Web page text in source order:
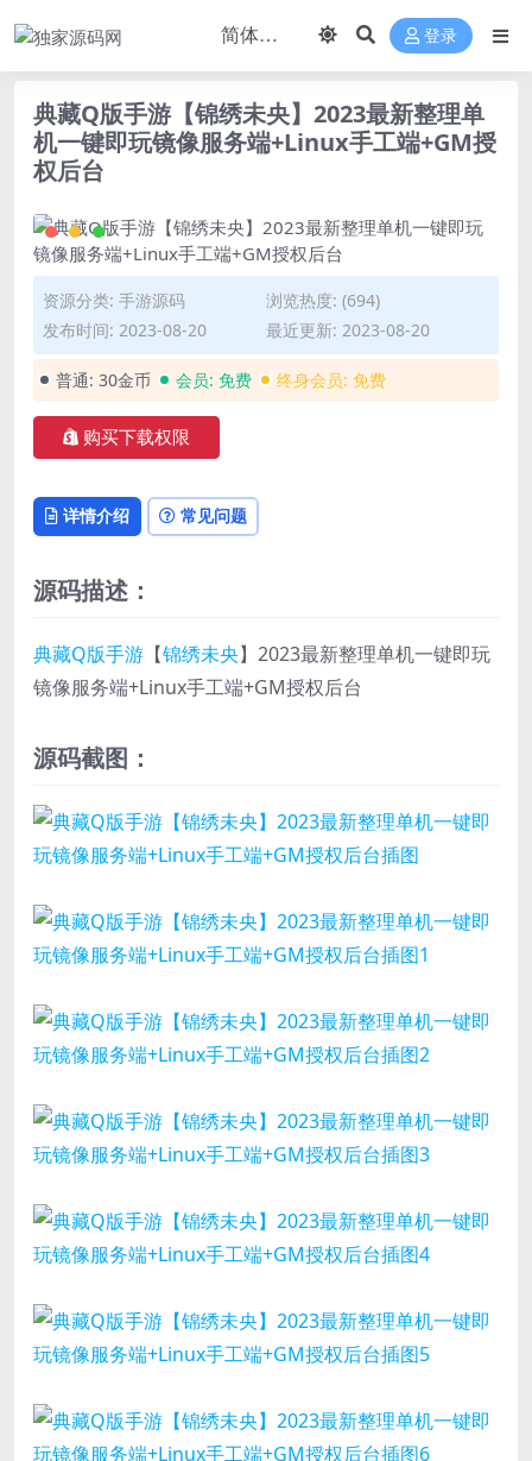
登录
典藏Q版手游【锦绣未央】2023最新整理单
机一键即玩镜像服务端+Linux手工端+GM授
权后台
资源分类: 手游源码
浏览热度: (694)
发布时间: 2023-08-20
最近更新: 2023-08-20
普通: 30金币 会员: 免费 终身会员: 免费
购买下载权限
详情介绍 常见问题
源码描述：
典藏Q版手游 【锦绣未央】2023最新整理单机一键即玩
镜像服务端+Linux手工端+GM授权后台
源码截图：